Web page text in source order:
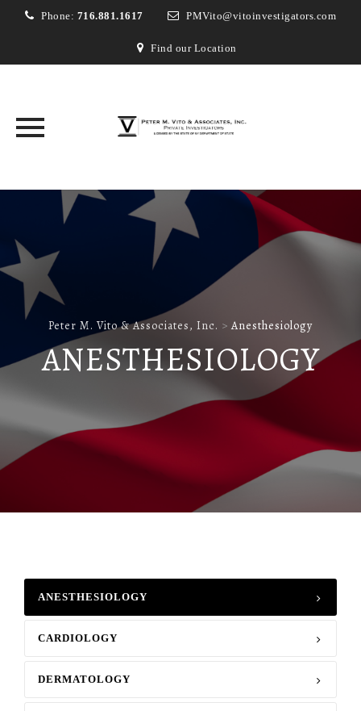
Phone: 716.881.1617 PMVito@vitoinvestigators.com
Find our Location
Peter M. Vito & Associates, Inc. > Anesthesiology
ANESTHESIOLOGY
ANESTHESIOLOGY
CARDIOLOGY
DERMATOLOGY